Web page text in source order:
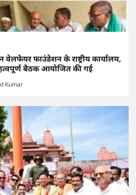
वेलफेयर फाउंडेशन के राष्ट्रीय कार्यालय,
बैठक आयोजित की गई
Kumar